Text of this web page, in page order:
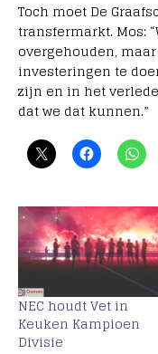
Toch moet De
transfermarkt. Mos:
overgehouden,
investeringen te
zijn en in het
dat we dat kunnen.”
NEC houdt Vet in
Keuken Kampioen
Divisie